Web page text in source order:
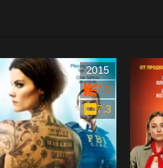
2015
7.0
7.3